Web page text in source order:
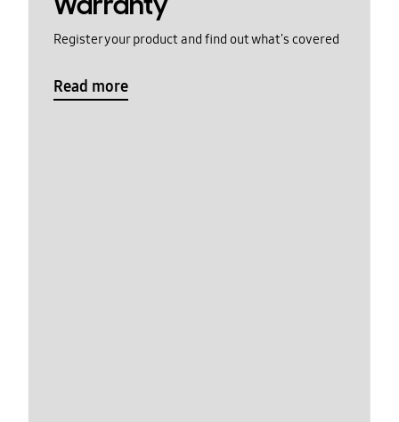
Register your product and find out what's covered
Read more